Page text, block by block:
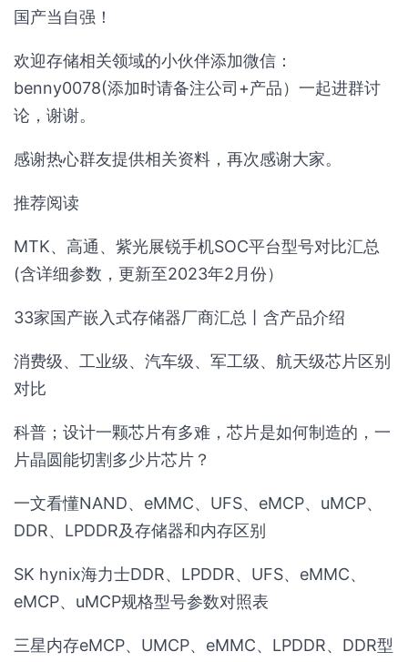
国产当自强！
欢迎存储相关领域的小伙伴添加微信：
benny0078(添加时请备注公司+产品）一起进群讨
论，谢谢。
感谢热心群友提供相关资料，再次感谢大家。
推荐阅读
MTK、高通、紫光展锐手机SOC平台型号对比汇总
(含详细参数，更新至2023年2月份）
33家国产嵌入式存储器厂商汇总丨含产品介绍
消费级、工业级、汽车级、军工级、航天级芯片区别
对比
科普；设计一颗芯片有多难，芯片是如何制造的，一
片晶圆能切割多少片芯片？
一文看懂NAND、eMMC、UFS、eMCP、uMCP、
DDR、LPDDR及存储器和内存区别
SK hynix海力士DDR、LPDDR、UFS、eMMC、
eMCP、uMCP规格型号参数对照表
三星内存eMCP、UMCP、eMMC、LPDDR、DDR型